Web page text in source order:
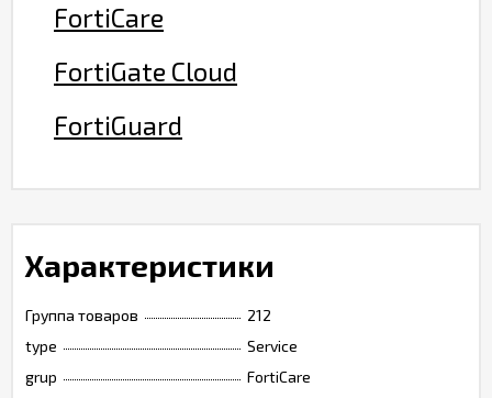
FortiCare
FortiGate Cloud
FortiGuard
Характеристики
Группа товаров
212
type
Service
grup
FortiCare